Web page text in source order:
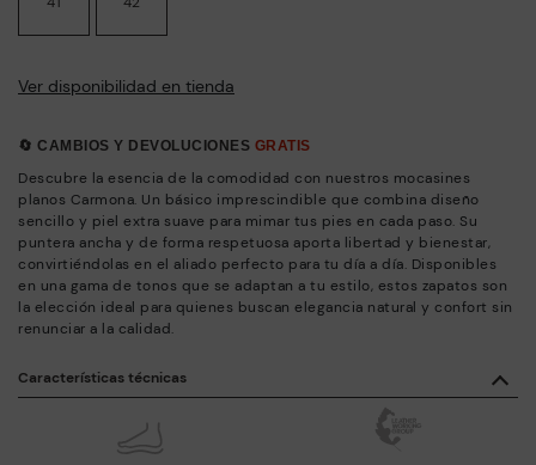
Ver disponibilidad en tienda
🔄 CAMBIOS Y DEVOLUCIONES GRATIS
Descubre la esencia de la comodidad con nuestros mocasines
planos Carmona. Un básico imprescindible que combina diseño
sencillo y piel extra suave para mimar tus pies en cada paso. Su
puntera ancha y de forma respetuosa aporta libertad y bienestar,
convirtiéndolas en el aliado perfecto para tu día a día. Disponibles
en una gama de tonos que se adaptan a tu estilo, estos zapatos son
la elección ideal para quienes buscan elegancia natural y confort sin
renunciar a la calidad.
Características técnicas